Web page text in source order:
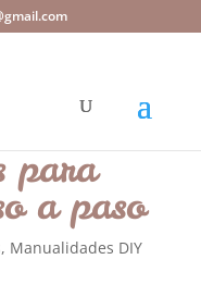
para
a paso
, Manualidades DIY